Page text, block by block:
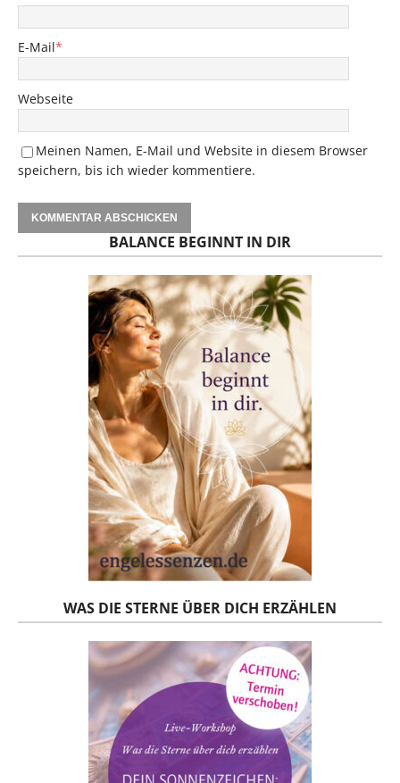
E-Mail*
Webseite
Meinen Namen, E-Mail und Website in diesem Browser
speichern, bis ich wieder kommentiere.
BALANCE BEGINNT IN DIR
WAS DIE STERNE ÜBER DICH ERZÄHLEN